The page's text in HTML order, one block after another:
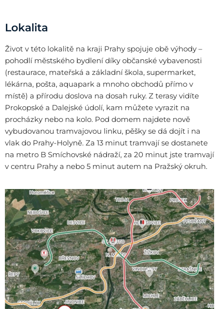
Lokalita
Život v této lokalitě na kraji Prahy spojuje obě výhody –
pohodlí městského bydlení díky občanské vybavenosti
(restaurace, mateřská a základní škola, supermarket,
lékárna, pošta, aquapark a mnoho obchodů přímo v
místě) a přírodu doslova na dosah ruky. Z terasy vidíte
Prokopské a Dalejské údolí, kam můžete vyrazit na
procházky nebo na kolo. Pod domem najdete nově
vybudovanou tramvajovou linku, pěšky se dá dojít i na
vlak do Prahy-Holyně. Za 13 minut tramvají se dostanete
na metro B Smíchovské nádraží, za 20 minut jste tramvají
v centru Prahy a nebo 5 minut autem na Pražský okruh.